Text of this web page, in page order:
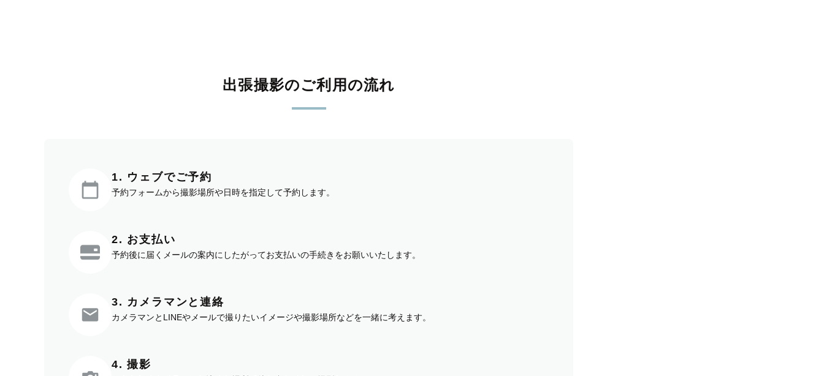
出張撮影のご利用の流れ
1. ウェブでご予約
予約フォームから撮影場所や日時を指定して予約します。
2. お支払い
予約後に届くメールの案内にしたがってお支払いの手続きをお願いいたします。
3. カメラマンと連絡
カメラマンとLINEやメールで撮りたいイメージや撮影場所などを一緒に考えます。
4. 撮影